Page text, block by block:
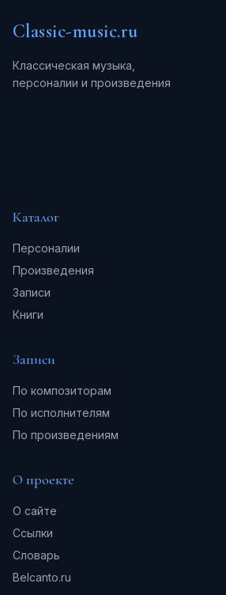
Classic-music.ru
Классическая музыка,
персоналии и произведения
Каталог
Персоналии
Произведения
Записи
Книги
Записи
По композиторам
По исполнителям
По произведениям
О проекте
О сайте
Ссылки
Словарь
Belcanto.ru